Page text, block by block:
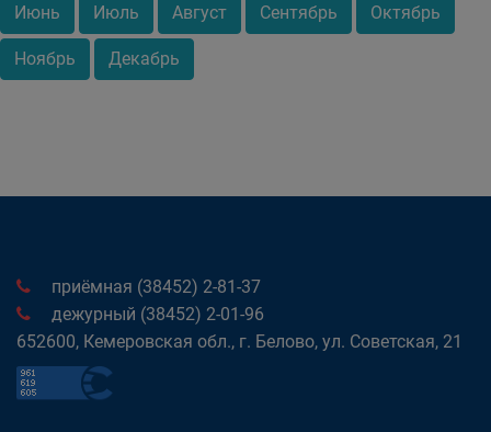
Июнь Июль Август Сентябрь Октябрь
Ноябрь Декабрь
приёмная (38452) 2-81-37
дежурный (38452) 2-01-96
652600, Кемеровская обл., г. Белово, ул. Советская, 21